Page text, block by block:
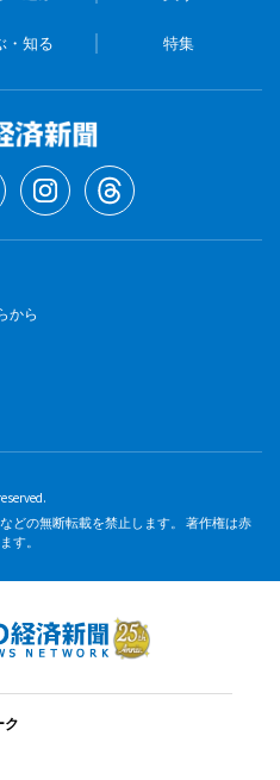
・知る 特集
から
どの無断転載を禁止します。 著作権は赤
す。
ク